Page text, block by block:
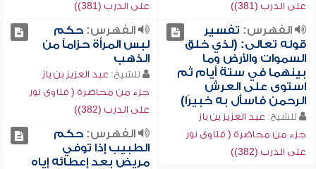
على الدرب (381))
على الدرب (381))
الفهرس: تفسير
قوله تعالى: (لذي خلق
السموات والأرض وما
بينهما في ستة أيام ثم
استوى على العرش
الرحمن فاسأل به خبيرًا)
للشيخ: عبد العزيز بن باز
جزء من محاضرة ( فتاوى نور
على الدرب (382))
الفهرس:حكم
لبس المرأة حزاماً من
الذهب
للشيخ: عبد العزيز بن باز
جزء من محاضرة ( فتاوى نور
على الدرب (382))
الفهرس:حكم
الطبيب إذا توفي
مريض بعد إعطائه إياه